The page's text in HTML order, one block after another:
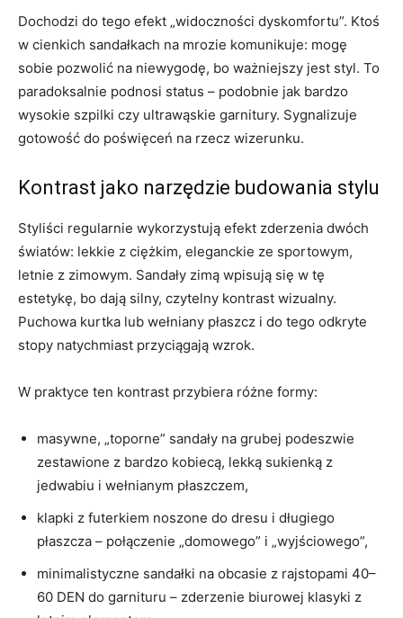
Dochodzi do tego efekt „widoczności dyskomfortu”. Ktoś
w cienkich sandałkach na mrozie komunikuje: mogę
sobie pozwolić na niewygodę, bo ważniejszy jest styl. To
paradoksalnie podnosi status – podobnie jak bardzo
wysokie szpilki czy ultrawąskie garnitury. Sygnalizuje
gotowość do poświęceń na rzecz wizerunku.
Kontrast jako narzędzie budowania stylu
Styliści regularnie wykorzystują efekt zderzenia dwóch
światów: lekkie z ciężkim, eleganckie ze sportowym,
letnie z zimowym. Sandały zimą wpisują się w tę
estetykę, bo dają silny, czytelny kontrast wizualny.
Puchowa kurtka lub wełniany płaszcz i do tego odkryte
stopy natychmiast przyciągają wzrok.
W praktyce ten kontrast przybiera różne formy:
masywne, „toporne” sandały na grubej podeszwie
zestawione z bardzo kobiecą, lekką sukienką z
jedwabiu i wełnianym płaszczem,
klapki z futerkiem noszone do dresu i długiego
płaszcza – połączenie „domowego” i „wyjściowego”,
minimalistyczne sandałki na obcasie z rajstopami 40–
60 DEN do garnituru – zderzenie biurowej klasyki z